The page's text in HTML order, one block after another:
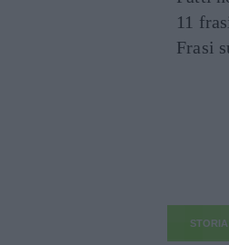
11
Frasi
STORIA